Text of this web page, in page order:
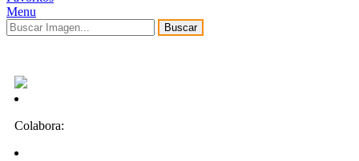
Menu
Buscar
Colabora: